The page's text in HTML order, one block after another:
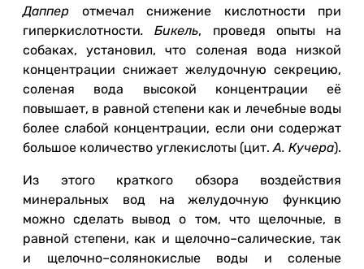
Даппер отмечал снижение кислотности при
гиперкислотности. Бикель, проведя опыты на
собаках, установил, что соленая вода низкой
концентрации снижает желудочную секрецию,
соленая вода высокой концентрации её
повышает, в равной степени как и лечебные воды
более слабой концентрации, если они содержат
большое количество углекислоты (цит.А. Кучера).
Из этого краткого обзора воздействия
минеральных вод на желудочную функцию
можно сделать вывод о том, что щелочные, в
равной степени, как и щелочно–салические, так
и щелочно–солянокислые воды и соленые